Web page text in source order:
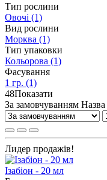
Тип рослини
Овочі (1)
Вид рослини
Морква (1)
Тип упаковки
Кольорова (1)
Фасування
1 гр. (1)
48Показати
За замовчуванням Назва
Лидер продажів!
Ізабіон - 20 мл